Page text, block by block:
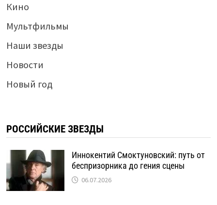
Кино
Мультфильмы
Наши звезды
Новости
Новый год
РОССИЙСКИЕ ЗВЕЗДЫ
Иннокентий Смоктуновский: путь от
беспризорника до гения сцены
06.07.2026